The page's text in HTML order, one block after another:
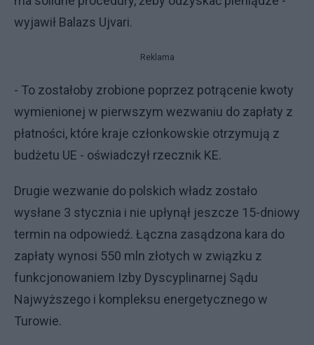
wyjawił Balazs Ujvari.
Reklama
- To zostałoby zrobione poprzez potrącenie kwoty
wymienionej w pierwszym wezwaniu do zapłaty z
płatności, które kraje członkowskie otrzymują z
budżetu UE - oświadczył rzecznik KE.
Drugie wezwanie do polskich władz zostało
wysłane 3 stycznia i nie upłynął jeszcze 15-dniowy
termin na odpowiedź. Łączna zasądzona kara do
zapłaty wynosi 550 mln złotych w związku z
funkcjonowaniem Izby Dyscyplinarnej Sądu
Najwyższego i kompleksu energetycznego w
Turowie.